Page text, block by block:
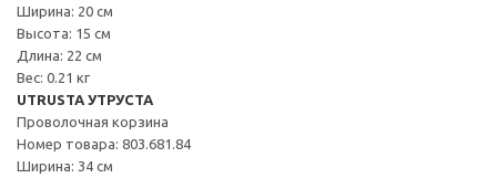
Ширина: 20 см
Высота: 15 см
Длина: 22 см
Вес: 0.21 кг
UTRUSTA УТРУСТА
Проволочная корзина
Номер товара: 803.681.84
Ширина: 34 см